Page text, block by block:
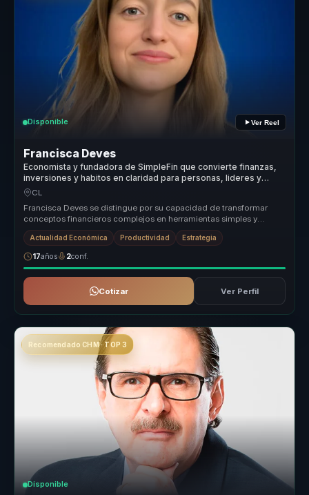
Disponible Ver Reel
Francisca Deves
Economista y fundadora de SimpleFin que convierte finanzas,
inversiones y habitos en claridad para personas, lideres y
empresas.
CL
Francisca Deves se distingue por su capacidad de transformar
conceptos financieros complejos en herramientas simples y
accionables. Su en...
Actualidad Económica Productividad Estrategia
17años 2conf.
Cotizar Ver Perfil
Recomendado CHM · TOP 3
Disponible